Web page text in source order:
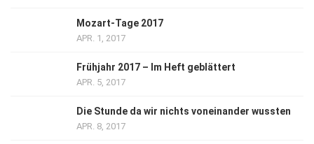
Mozart-Tage 2017
APR. 1, 2017
Frühjahr 2017 – Im Heft geblättert
APR. 5, 2017
Die Stunde da wir nichts voneinander wussten
APR. 8, 2017